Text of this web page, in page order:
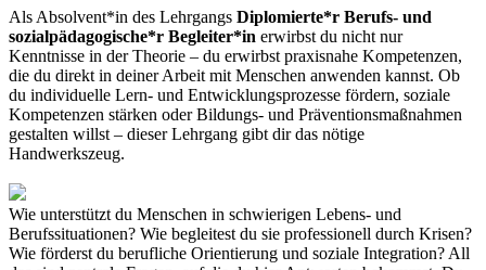
Als Absolvent*in des Lehrgangs Diplomierte*r Berufs- und
sozialpädagogische*r Begleiter*in erwirbst du nicht nur
Kenntnisse in der Theorie – du erwirbst praxisnahe Kompetenzen,
die du direkt in deiner Arbeit mit Menschen anwenden kannst. Ob
du individuelle Lern- und Entwicklungsprozesse fördern, soziale
Kompetenzen stärken oder Bildungs- und Präventionsmaßnahmen
gestalten willst – dieser Lehrgang gibt dir das nötige
Handwerkszeug.
Wie unterstützt du Menschen in schwierigen Lebens- und
Berufssituationen? Wie begleitest du sie professionell durch Krisen?
Wie förderst du berufliche Orientierung und soziale Integration? All